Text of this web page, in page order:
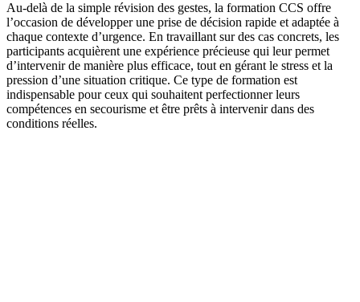
Au-delà de la simple révision des gestes, la formation CCS offre
l’occasion de développer une prise de décision rapide et adaptée à
chaque contexte d’urgence. En travaillant sur des cas concrets, les
participants acquièrent une expérience précieuse qui leur permet
d’intervenir de manière plus efficace, tout en gérant le stress et la
pression d’une situation critique. Ce type de formation est
indispensable pour ceux qui souhaitent perfectionner leurs
compétences en secourisme et être prêts à intervenir dans des
conditions réelles.